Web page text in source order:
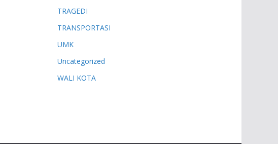
TRAGEDI
TRANSPORTASI
UMK
Uncategorized
WALI KOTA